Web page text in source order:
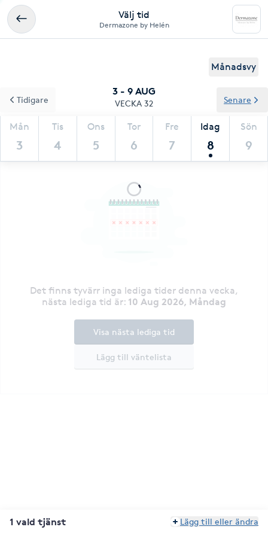
Välj tid
Dermazone by Helén
Månadsvy
3 - 9 AUG
VECKA 32
Mån
3
Tis
4
Ons
5
Tor
6
Fre
7
Idag
8
Sön
9
Tidigare Senare
Det finns tyvärr inga lediga tider denna vecka,
nästa lediga tid är: 10 Aug 2026, Måndag
Lägg till väntelista
Visa nästa lediga tid
1 vald tjänst Lägg till eller ändra